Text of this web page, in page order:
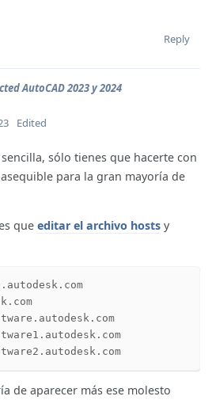
Reply
AutoCAD 2023 y 2024
Edited
sólo tienes que hacerte con
para la gran mayoría de
que editar el archivo hosts y
de aparecer más ese molesto